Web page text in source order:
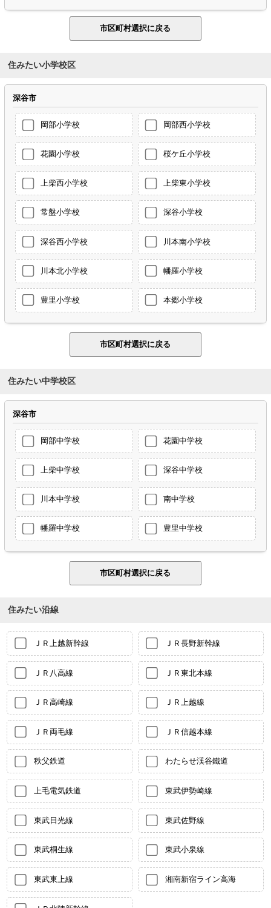
住みたい小学校区
深谷市
岡部小学校 岡部西小学校
花園小学校 桜ケ丘小学校
上柴西小学校 上柴東小学校
常盤小学校 深谷小学校
深谷西小学校 川本南小学校
川本北小学校 幡羅小学校
豊里小学校 本郷小学校
住みたい中学校区
深谷市
岡部中学校 花園中学校
上柴中学校 深谷中学校
川本中学校 南中学校
幡羅中学校 豊里中学校
住みたい沿線
ＪＲ上越新幹線 ＪＲ長野新幹線
ＪＲ八高線 ＪＲ東北本線
ＪＲ高崎線 ＪＲ上越線
ＪＲ両毛線 ＪＲ信越本線
秩父鉄道 わたらせ渓谷鐵道
上毛電気鉄道 東武伊勢崎線
東武日光線 東武佐野線
東武桐生線 東武小泉線
東武東上線 湘南新宿ライン高海